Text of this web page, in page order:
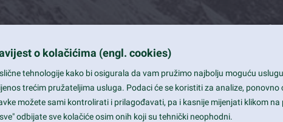
design
+1
o kolačićima (engl. cookies)
tehnologije kako bi osigurala da vam pružimo najbolju moguću
trećim pružateljima usluga. Podaci će se koristiti za analize,
možete sami kontrolirati i prilagođavati, pa i kasnije mijenjati klikom na
odbijate sve kolačiće osim onih koji su tehnički neophodni.